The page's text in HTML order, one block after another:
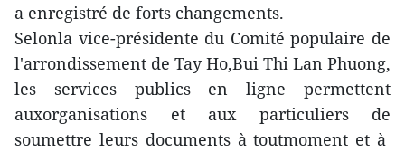
a enregistré de forts changements.
Selonla vice-présidente du Comité populaire de
l'arrondissement de Tay Ho,Bui Thi Lan Phuong,
les services publics en ligne permettent
auxorganisations et aux particuliers de
soumettre leurs documents à toutmoment et à